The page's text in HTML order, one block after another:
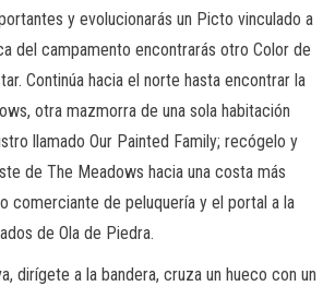
y evolucionarás un Picto vinculado a
del campamento encontrarás otro Color de
Continúa hacia el norte hasta encontrar la
otra mazmorra de una sola habitación
llamado Our Painted Family; recógelo y
de The Meadows hacia una costa más
comerciante de peluquería y el portal a la
de Ola de Piedra.
dirígete a la bandera, cruza un hueco con un